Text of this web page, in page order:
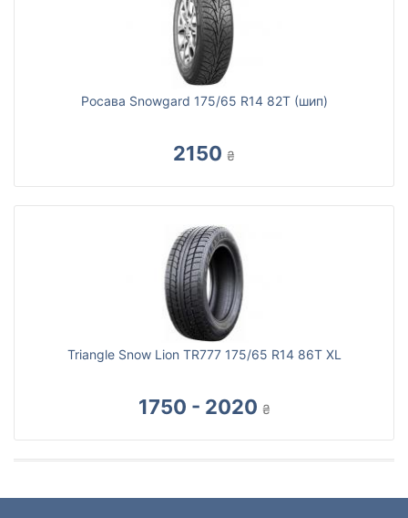
Росава Snowgard 175/65 R14 82T (шип)
2150 ₴
Triangle Snow Lion TR777 175/65 R14 86T XL
1750 - 2020 ₴